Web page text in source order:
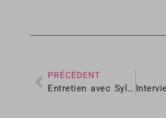
PRÉCÉDENT
Entretien avec Sylvain : « cyclo-blogueur » toulousain